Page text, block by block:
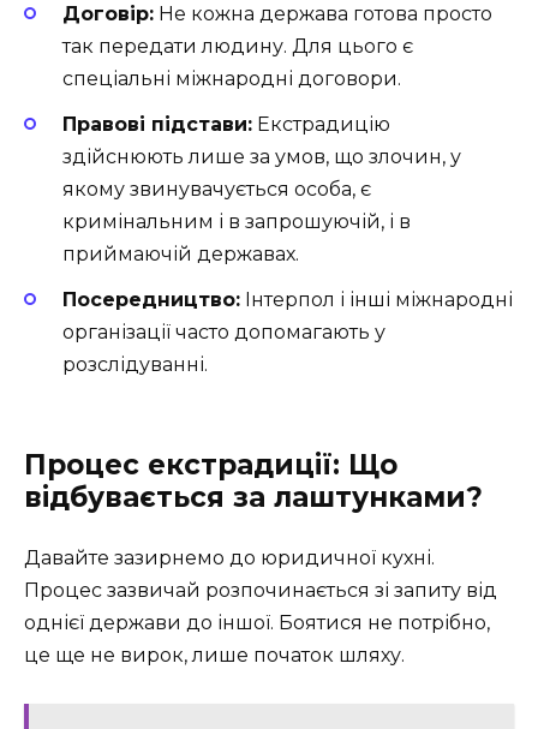
Договір: Не кожна держава готова просто
так передати людину. Для цього є
спеціальні міжнародні договори.
Правові підстави: Екстрадицію
здійснюють лише за умов, що злочин, у
якому звинувачується особа, є
кримінальним і в запрошуючій, і в
приймаючій державах.
Посередництво: Інтерпол і інші міжнародні
організації часто допомагають у
розслідуванні.
Процес екстрадиції: Що
відбувається за лаштунками?
Давайте зазирнемо до юридичної кухні.
Процес зазвичай розпочинається зі запиту від
однієї держави до іншої. Боятися не потрібно,
це ще не вирок, лише початок шляху.